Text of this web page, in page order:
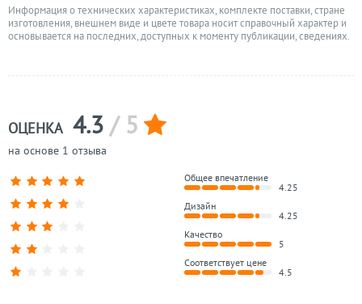
Информация о технических характеристиках, комплекте поставки, стране
изготовления, внешнем виде и цвете товара носит справочный характер и
основывается на последних, доступных к моменту публикации, сведениях.
ОЦЕНКА 4.3 / 5
на основе 1 отзыва
Общее впечатление
4.25
Дизайн
4.25
Качество
5
Соответствует цене
4.5